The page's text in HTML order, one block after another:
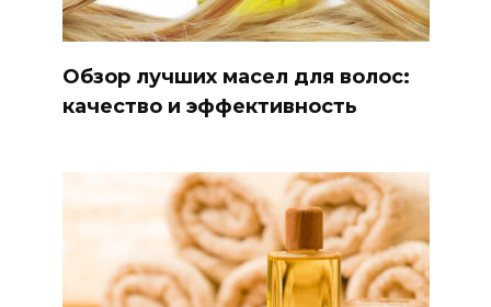
Обзор лучших масел для волос:
качество и эффективность